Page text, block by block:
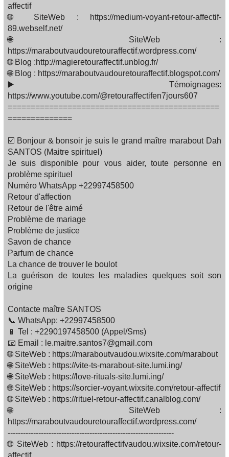
affectif
🌐 SiteWeb : https://medium-voyant-retour-affectif-
89.webself.net/
🌐 SiteWeb :
https://maraboutvaudouretouraffectif.wordpress.com/
🌐 Blog :http://magieretouraffectif.unblog.fr/
🌐 Blog : https://maraboutvaudouretouraffectif.blogspot.com/
▶️ Témoignages:
https://www.youtube.com/@retouraffectifen7jours607
==============================================
==============
☑️ Bonjour & bonsoir je suis le grand maître marabout Dah
SANTOS (Maitre spirituel)
Je suis disponible pour vous aider, toute personne en
problème spirituel
Numéro WhatsApp +22997458500
Retour d'affection
Retour de l'être aimé
Problème de mariage
Problème de justice
Savon de chance
Parfum de chance
La chance de trouver le boulot
La guérison de toutes les maladies quelques soit son
origine
Contacte maître SANTOS
📞 WhatsApp: +22997458500
📱 Tel : +2290197458500 (Appel/Sms)
📧 Email : le.maitre.santos7@gmail.com
🌐 SiteWeb : https://maraboutvaudou.wixsite.com/marabout
🌐 SiteWeb : https://vite-ts-marabout-site.lumi.ing/
🌐 SiteWeb : https://love-rituals-site.lumi.ing/
🌐 SiteWeb : https://sorcier-voyant.wixsite.com/retour-affectif
🌐 SiteWeb : https://rituel-retour-affectif.canalblog.com/
🌐 SiteWeb :
https://maraboutvaudouretouraffectif.wordpress.com/
-----------------------------------------------------------------
🌐 SiteWeb : https://retouraffectifvaudou.wixsite.com/retour-
affectif